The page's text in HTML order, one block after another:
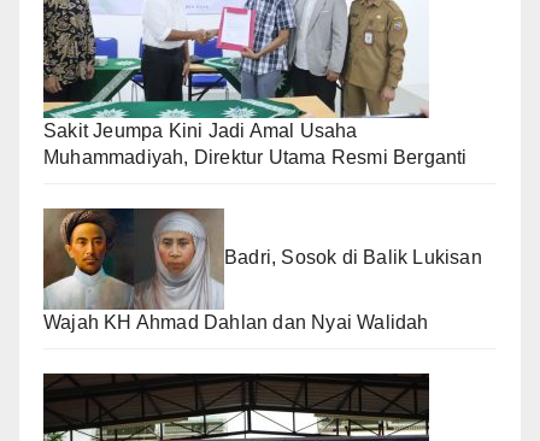
Sakit Jeumpa Kini Jadi Amal Usaha
Muhammadiyah, Direktur Utama Resmi Berganti
Badri, Sosok di Balik Lukisan
Wajah KH Ahmad Dahlan dan Nyai Walidah